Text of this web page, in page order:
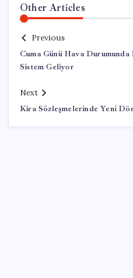
Other Articles
Previous
Cuma Günü Hava
Sistem Geliyor
Next
Kira Sözleşmelerinde Yeni